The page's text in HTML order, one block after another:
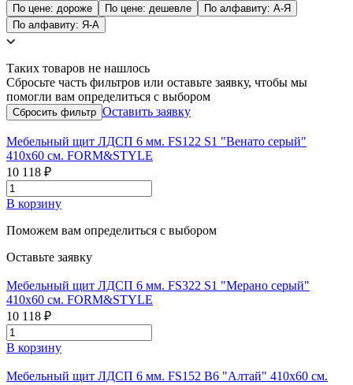
По цене: дороже По цене: дешевле
По алфавиту: А-Я
По алфавиту: Я-А
Таких товаров не нашлось
Сбросьте часть фильтров или оставьте заявку, чтобы мы
помогли вам определиться с выбором
Оставить заявку
Мебельный щит ЛДСП 6 мм. FS122 S1 "Венато серый"
410х60 см. FORM&STYLE
10 118 ₽
В корзину
Поможем вам определиться с выбором
Оставьте заявку
Мебельный щит ЛДСП 6 мм. FS322 S1 "Мерано серый"
410х60 см. FORM&STYLE
10 118 ₽
В корзину
Мебельный щит ЛДСП 6 мм. FS152 B6 "Алтай" 410х60 см.